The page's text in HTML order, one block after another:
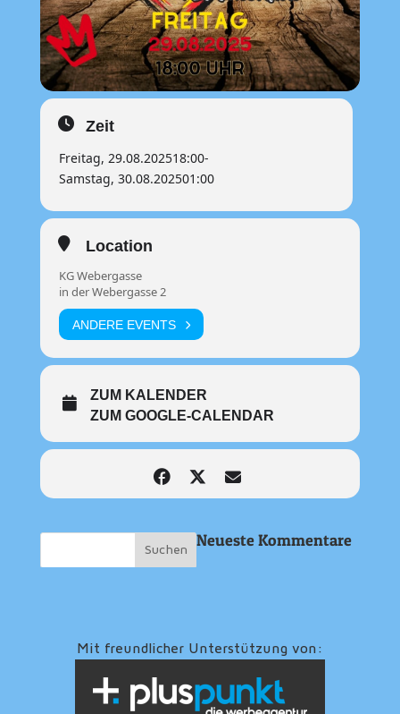
Zeit
Freitag, 29.08.202518:00-
Samstag, 30.08.202501:00
Location
KG Webergasse
in der Webergasse 2
ANDERE EVENTS
ZUM KALENDER
ZUM GOOGLE-CALENDAR
Neueste Kommentare
Mit freundlicher Unterstützung von: